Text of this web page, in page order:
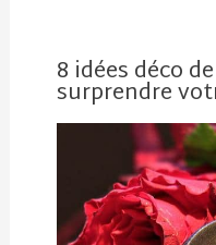
8 idées déco
surprendre